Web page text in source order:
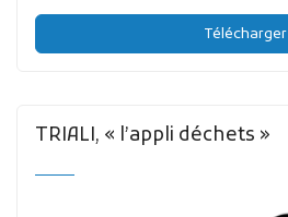
Télécharger
TRIALI, « l’appli déchets »